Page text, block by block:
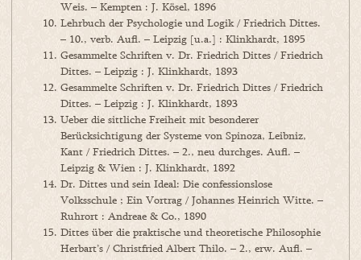
Weis. – Kempten : J. Kösel, 1896
Lehrbuch der Psychologie und Logik / Friedrich Dittes.
– 10., verb. Aufl. – Leipzig [u.a.] : Klinkhardt, 1895
Gesammelte Schriften v. Dr. Friedrich Dittes / Friedrich
Dittes. – Leipzig : J. Klinkhardt, 1893
Gesammelte Schriften v. Dr. Friedrich Dittes / Friedrich
Dittes. – Leipzig : J. Klinkhardt, 1893
Ueber die sittliche Freiheit mit besonderer
Berücksichtigung der Systeme von Spinoza, Leibniz,
Kant / Friedrich Dittes. – 2., neu durchges. Aufl. –
Leipzig & Wien : J. Klinkhardt, 1892
Dr. Dittes und sein Ideal: Die confessionslose
Volksschule ; Ein Vortrag / Johannes Heinrich Witte. –
Ruhrort : Andreae & Co., 1890
Dittes über die praktische und theoretische Philosophie
Herbart’s / Christfried Albert Thilo. – 2., erw. Aufl. –